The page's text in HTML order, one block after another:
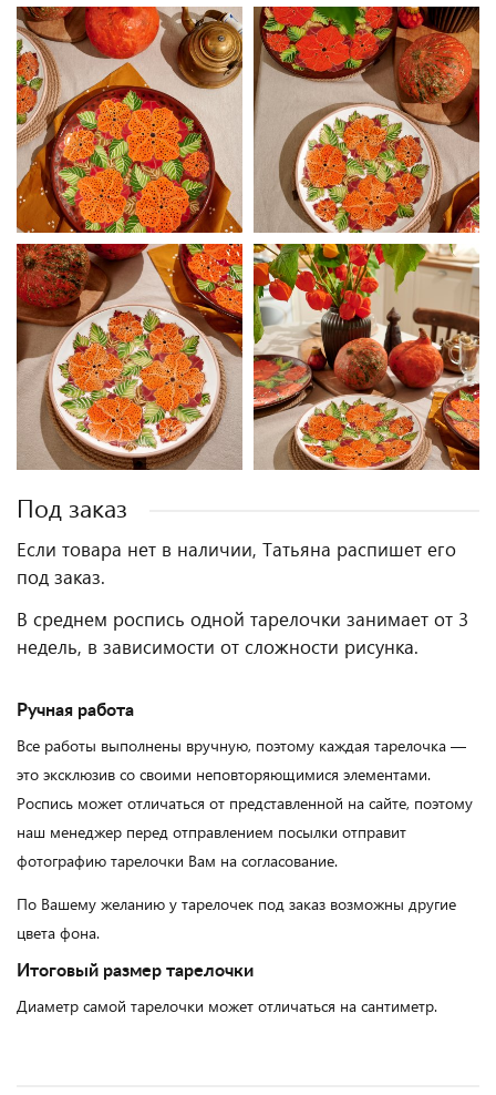
Под заказ
Если товара нет в наличии, Татьяна распишет его
под заказ.
В среднем роспись одной тарелочки занимает от 3
недель, в зависимости от сложности рисунка.
Ручная работа
Все работы выполнены вручную, поэтому каждая тарелочка —
это эксклюзив со своими неповторяющимися элементами.
Роспись может отличаться от представленной на сайте, поэтому
наш менеджер перед отправлением посылки отправит
фотографию тарелочки Вам на согласование.
По Вашему желанию у тарелочек под заказ возможны другие
цвета фона.
Итоговый размер тарелочки
Диаметр самой тарелочки может отличаться на сантиметр.